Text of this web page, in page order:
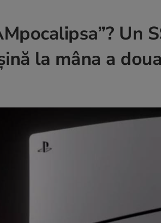
Un
la mâna a doua